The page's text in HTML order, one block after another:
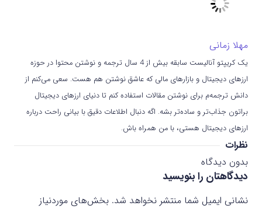
مهلا زمانی
یک کریپتو آنالیست سابقه بیش از 4 سال ترجمه و نوشتن محتوا در حوزه
ارزهای دیجیتال و بازارهای مالی که عاشق نوشتن هم هست. سعی می‌کنم از
دانش ترجمه‌م برای نوشتن مقالات استفاده کنم تا دنیای ارزهای دیجیتال
براتون جذاب‌تر و ساده‌تر بشه. اگه دنبال اطلاعات دقیق با بیانی راحت درباره
ارزهای دیجیتال هستی، با من همراه باش.
نظرات
بدون دیدگاه
دیدگاهتان را بنویسید
نشانی ایمیل شما منتشر نخواهد شد. بخش‌های موردنیاز